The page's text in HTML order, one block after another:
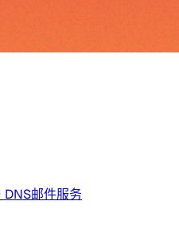
DNS邮件服务